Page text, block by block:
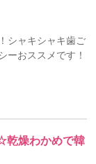
シャキシャキ歯ご
ーおススメです！
乾燥わかめで韓